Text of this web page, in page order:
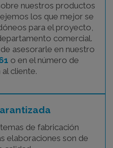
nuestros productos
los que mejor se
para el proyecto,
comercial.
asesorarle en nuestro
o en el número de
cliente.
de fabricación
elaboraciones son de